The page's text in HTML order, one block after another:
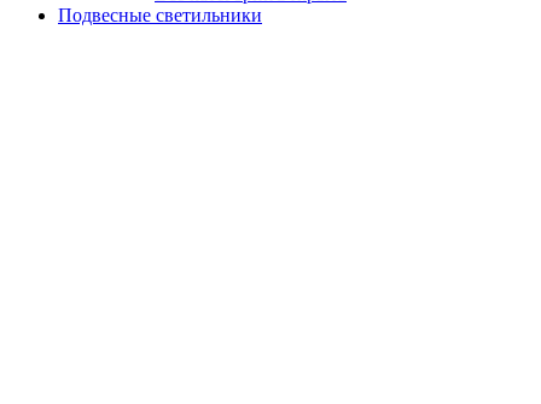
Подвесные светильники